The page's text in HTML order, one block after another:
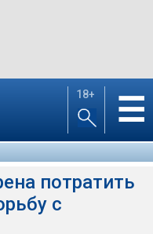
18+ ☰
потратить
с